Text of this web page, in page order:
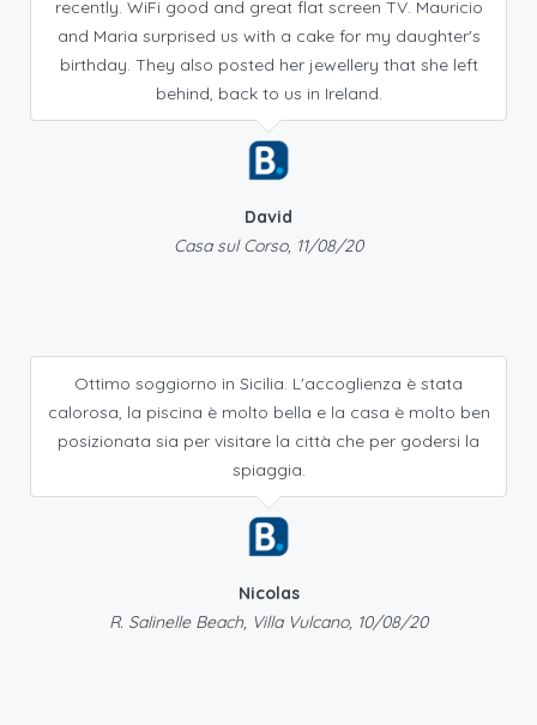
recently. WiFi good and great flat screen TV. Mauricio
and Maria surprised us with a cake for my daughter's
birthday. They also posted her jewellery that she left
behind, back to us in Ireland.
David
Casa sul Corso, 11/08/20
Ottimo soggiorno in Sicilia. L'accoglienza è stata
calorosa, la piscina è molto bella e la casa è molto ben
posizionata sia per visitare la città che per godersi la
spiaggia.
Nicolas
R. Salinelle Beach, Villa Vulcano, 10/08/20